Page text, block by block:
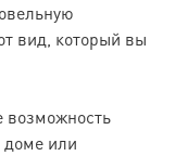
вид, который вы
возможность
или